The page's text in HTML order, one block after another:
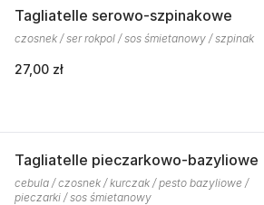
Tagliatelle serowo-szpinakowe
czosnek / ser rokpol / sos śmietanowy / szpinak
27,00 zł
Tagliatelle pieczarkowo-bazyliowe
cebula / czosnek / kurczak / pesto bazyliowe /
pieczarki / sos śmietanowy